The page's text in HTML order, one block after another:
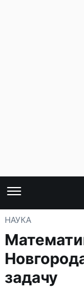
НАУКА
задачу